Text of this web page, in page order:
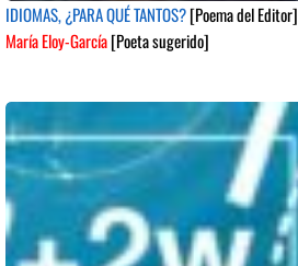
IDIOMAS, ¿PARA QUÉ TANTOS?[Poema del Editor]
María Eloy-García[Poeta sugerido]